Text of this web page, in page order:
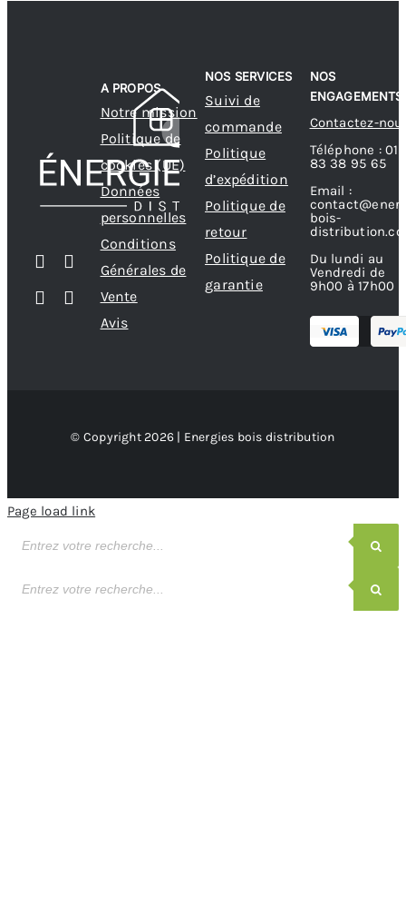
A PROPOS
Notre mission
Politique de
cookies (UE)
Données
personnelles
Conditions
Générales de
Vente
Avis
NOS SERVICES
Suivi de
commande
Politique
d’expédition
Politique de
retour
Politique de
garantie
NOS
ENGAGEMENTS
Contactez-
Téléphone : 01
83 38 95 65
Email :
bois-
Du lundi au
Vendredi de
9h00 à 17h00
© Copyright 2026 | Energies bois distribution
Page load link
de
de